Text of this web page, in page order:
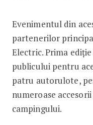
Evenimentul din
partenerilor
Electric. Prima
publicului pentru
patru autorulote,
numeroase
campingului.